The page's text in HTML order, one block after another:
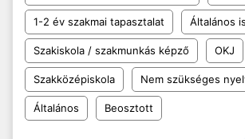
1-2 év szakmai tapasztalat Általános
Szakiskola / szakmunkás képző OKJ
Szakközépiskola Nem szükséges
Általános Beosztott